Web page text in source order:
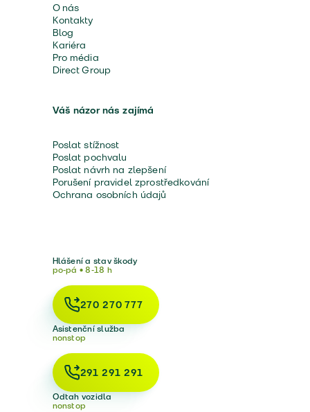
O nás
Kontakty
Blog
Kariéra
Pro média
Direct Group
Váš názor nás zajímá
Poslat stížnost
Poslat pochvalu
Poslat návrh na zlepšení
Porušení pravidel zprostředkování
Ochrana osobních údajů
Hlášení a stav škody
po-pá • 8-18 h
270 270 777
Asistenční služba
nonstop
291 291 291
Odtah vozidla
nonstop